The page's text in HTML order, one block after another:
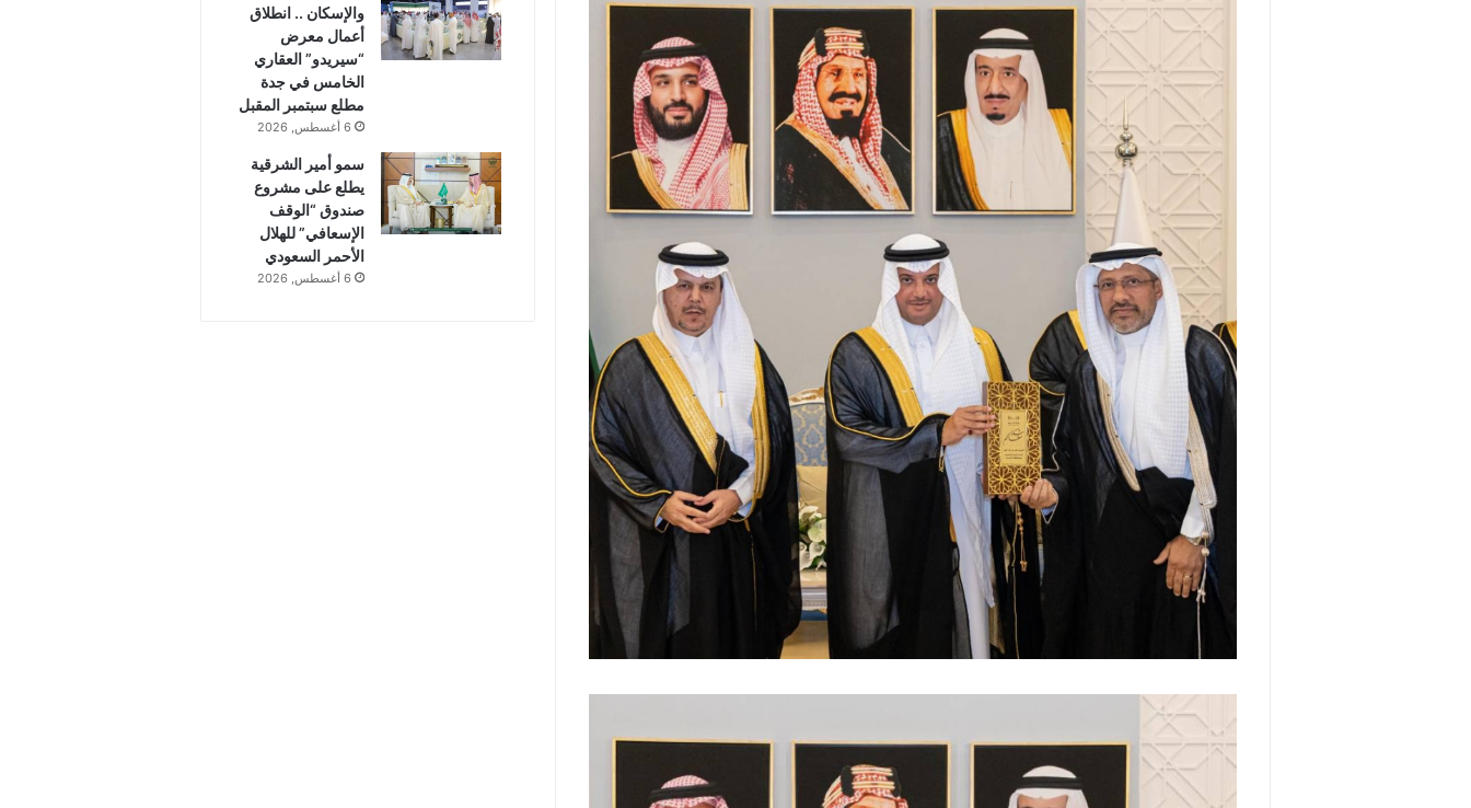
والإسكان .. انطلاق
أعمال معرض
“سيريدو” العقاري
الخامس في جدة
مطلع سبتمبر المقبل
6 أغسطس, 2026
سمو أمير الشرقية
يطلع على مشروع
صندوق “الوقف
الإسعافي” للهلال
الأحمر السعودي
6 أغسطس, 2026